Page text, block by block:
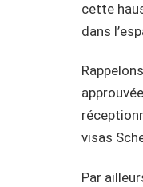
cette
dans
visas
Par